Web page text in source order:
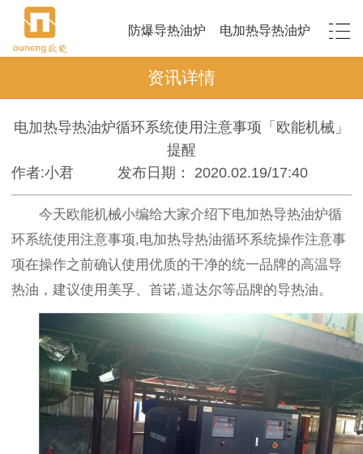
防爆导热油炉 电加热导热油炉
资讯详情
电加热导热油炉循环系统使用注意事项「欧能机械」
提醒
作者:小君
发布日期： 2020.02.19/17:40
今天欧能机械小编给大家介绍下电加热导热油炉循
环系统使用注意事项,电加热导热油循环系统操作注意事
项在操作之前确认使用优质的干净的统一品牌的高温导
热油，建议使用美孚、首诺,道达尔等品牌的导热油。